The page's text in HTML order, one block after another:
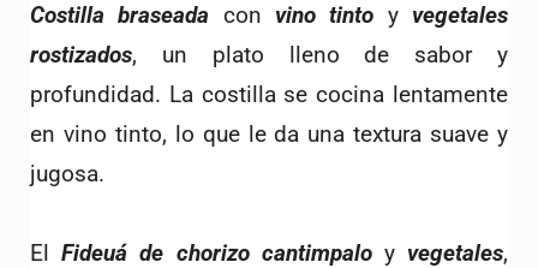
Costilla braseada con vino tinto y vegetales
rostizados, un plato lleno de sabor y
profundidad. La costilla se cocina lentamente
en vino tinto, lo que le da una textura suave y
jugosa.
El Fideuá de chorizo cantimpalo y vegetales